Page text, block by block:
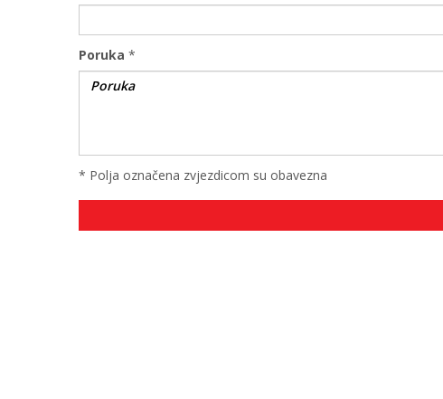
Poruka *
* Polja označena zvjezdicom su obavezna